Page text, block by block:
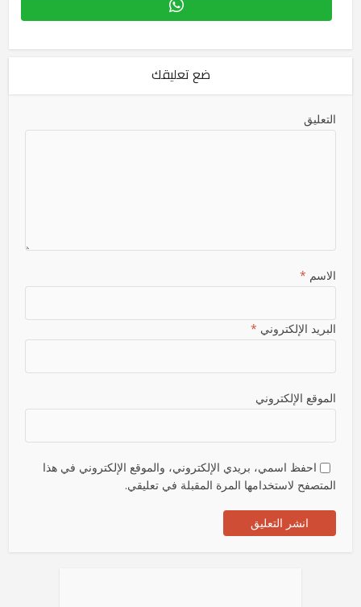
ضع تعليقك
التعليق
الاسم *
البريد الإلكتروني *
الموقع الإلكتروني
احفظ اسمي، بريدي الإلكتروني، والموقع الإلكتروني في هذا
المتصفح لاستخدامها المرة المقبلة في تعليقي.